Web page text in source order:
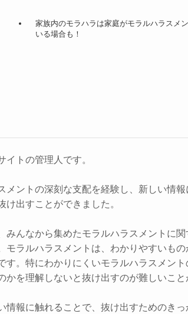
家族内のモラハラは家庭がモラルハラスメ
いる場合も！
イトの管理人です。
メントの深刻な支配を経験し、新しい情
け出すことができました。
みんなから集めたモラルハラスメントに
モラルハラスメントは、わかりやすいもの
す。特にわかりにくいモラルハラスメント
かを理解しないと抜け出すのが難しいこと
情報に触れることで、抜け出すためのきっ